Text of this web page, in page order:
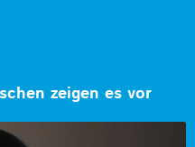
zeigen es vor